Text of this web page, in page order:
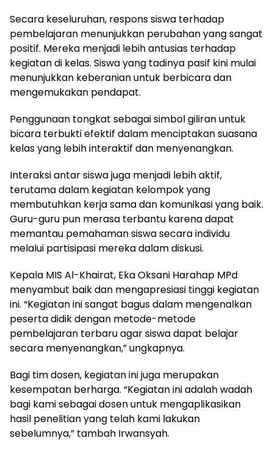
Secara keseluruhan, respons siswa terhadap
pembelajaran menunjukkan perubahan yang sangat
positif. Mereka menjadi lebih antusias terhadap
kegiatan di kelas. Siswa yang tadinya pasif kini mulai
menunjukkan keberanian untuk berbicara dan
mengemukakan pendapat.
Penggunaan tongkat sebagai simbol giliran untuk
bicara terbukti efektif dalam menciptakan suasana
kelas yang lebih interaktif dan menyenangkan.
Interaksi antar siswa juga menjadi lebih aktif,
terutama dalam kegiatan kelompok yang
membutuhkan kerja sama dan komunikasi yang baik.
Guru-guru pun merasa terbantu karena dapat
memantau pemahaman siswa secara individu
melalui partisipasi mereka dalam diskusi.
Kepala MIS Al-Khairat, Eka Oksani Harahap MPd
menyambut baik dan mengapresiasi tinggi kegiatan
ini. “Kegiatan ini sangat bagus dalam mengenalkan
peserta didik dengan metode-metode
pembelajaran terbaru agar siswa dapat belajar
secara menyenangkan,” ungkapnya.
Bagi tim dosen, kegiatan ini juga merupakan
kesempatan berharga. “Kegiatan ini adalah wadah
bagi kami sebagai dosen untuk mengaplikasikan
hasil penelitian yang telah kami lakukan
sebelumnya,” tambah Irwansyah.